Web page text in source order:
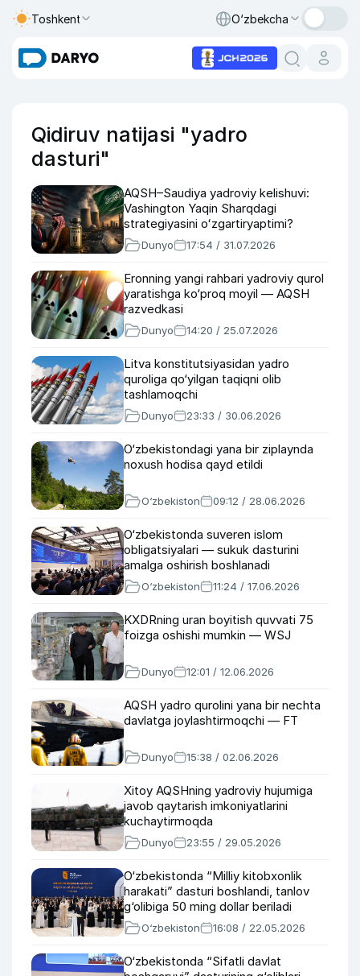
Toshkent O‘zbekcha
Qidiruv natijasi "yadro
dasturi"
AQSH–Saudiya yadroviy kelishuvi:
Vashington Yaqin Sharqdagi
strategiyasini oʻzgartiryaptimi?
Dunyo 17:54 / 31.07.2026
Eronning yangi rahbari yadroviy qurol
yaratishga ko‘proq moyil — AQSH
razvedkasi
Dunyo 14:20 / 25.07.2026
Litva konstitutsiyasidan yadro
quroliga qo‘yilgan taqiqni olib
tashlamoqchi
Dunyo 23:33 / 30.06.2026
O‘zbekistondagi yana bir ziplaynda
noxush hodisa qayd etildi
O‘zbekiston 09:12 / 28.06.2026
O‘zbekistonda suveren islom
obligatsiyalari — sukuk dasturini
amalga oshirish boshlanadi
O‘zbekiston 11:24 / 17.06.2026
KXDRning uran boyitish quvvati 75
foizga oshishi mumkin — WSJ
Dunyo 12:01 / 12.06.2026
AQSH yadro qurolini yana bir nechta
davlatga joylashtirmoqchi — FT
Dunyo 15:38 / 02.06.2026
Xitoy AQSHning yadroviy hujumiga
javob qaytarish imkoniyatlarini
kuchaytirmoqda
Dunyo 23:55 / 29.05.2026
O‘zbekistonda “Milliy kitobxonlik
harakati” dasturi boshlandi, tanlov
g‘olibiga 50 ming dollar beriladi
O‘zbekiston 16:08 / 22.05.2026
O‘zbekistonda “Sifatli davlat